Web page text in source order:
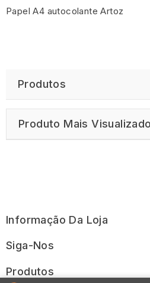
Papel A4 autocolante Artoz
Produtos
Produto Mais Visualizado
Informação Da Loja
Siga-Nos
Produtos